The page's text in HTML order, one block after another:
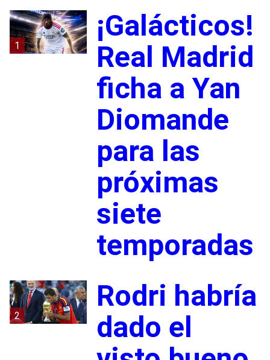
1
¡Galácticos!
Real Madrid
ficha a Yan
Diomande
para las
próximas
siete
temporadas
2
Rodri habría
dado el